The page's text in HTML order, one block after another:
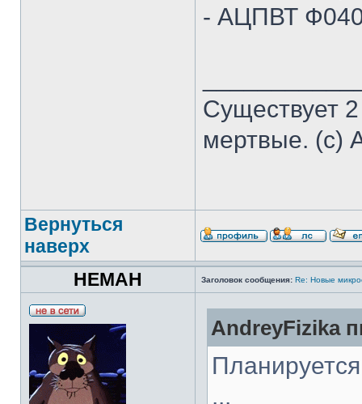
- АЦПВТ Ф040
Существует
мертвые. (с)
Вернуться
наверх
HEMAH
Заголовок сообщения: Re: Новые
AndreyFizika
...